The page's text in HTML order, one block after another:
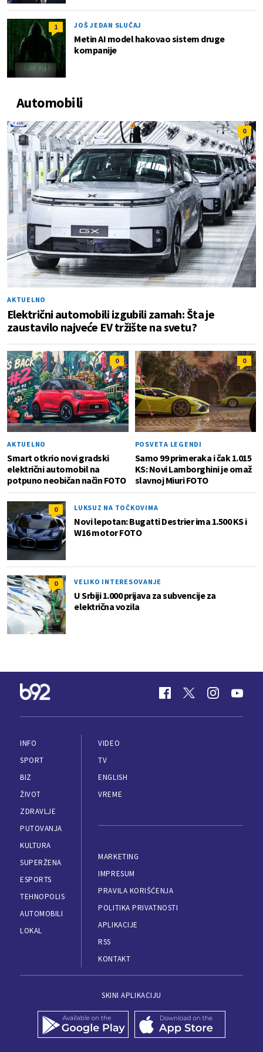
1 JOŠ JEDAN SLUČAJ
Metin AI model hakovao sistem druge
kompanije
Automobili
0
AKTUELNO
Električni automobili izgubili zamah: Šta je
zaustavilo najveće EV tržište na svetu?
0
AKTUELNO
Smart otkrio novi gradski
električni automobil na
potpuno neobičan način FOTO
0
POSVETA LEGENDI
Samo 99 primeraka i čak 1.015
KS: Novi Lamborghini je omaž
slavnoj Miuri FOTO
0 LUKSUZ NA TOČKOVIMA
Novi lepotan: Bugatti Destrier ima 1.500 KS i
W16 motor FOTO
0 VELIKO INTERESOVANJE
U Srbiji 1.000 prijava za subvencije za
električna vozila
INFO
SPORT
BIZ
ŽIVOT
ZDRAVLJE
PUTOVANJA
KULTURA
SUPERŽENA
ESPORTS
TEHNOPOLIS
AUTOMOBILI
LOKAL
VIDEO
TV
ENGLISH
VREME
MARKETING
IMPRESUM
PRAVILA KORIŠĆENJA
POLITIKA PRIVATNOSTI
APLIKACIJE
RSS
KONTAKT
SKINI APLIKACIJU